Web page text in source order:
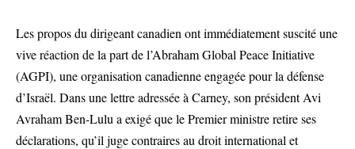
Les propos du dirigeant canadien ont immédiatement suscité une
vive réaction de la part de l’Abraham Global Peace Initiative
(AGPI), une organisation canadienne engagée pour la défense
d’Israël. Dans une lettre adressée à Carney, son président Avi
Avraham Ben-Lulu a exigé que le Premier ministre retire ses
déclarations, qu’il juge contraires au droit international et